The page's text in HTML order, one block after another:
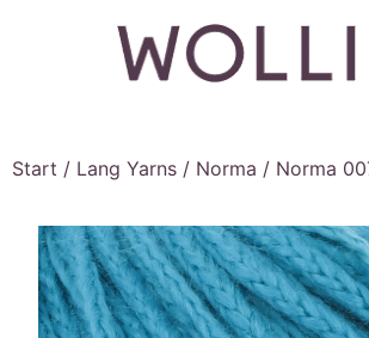
Start / Lang Yarns / Norma / Norma